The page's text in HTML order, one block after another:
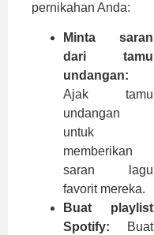
pernikahan Anda:
Minta saran
dari tamu
undangan:
Ajak tamu
undangan
untuk
memberikan
saran lagu
favorit mereka.
Buat playlist
Spotify: Buat